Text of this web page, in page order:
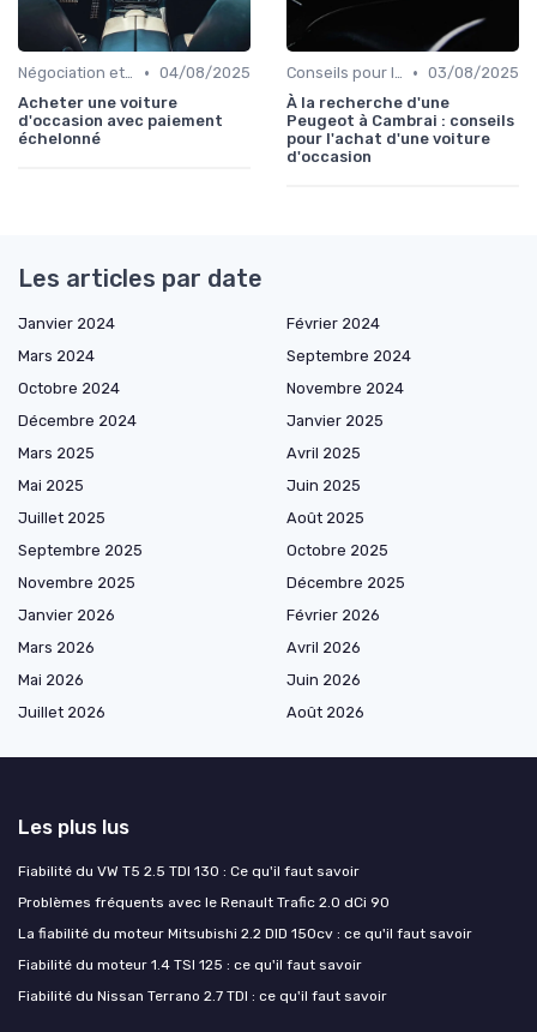
Négociation et Financement • 04/08/2025
Acheter une voiture
d'occasion avec paiement
échelonné
Conseils pour l'Achat • 03/08/2025
À la recherche d'une
Peugeot à Cambrai : conseils
pour l'achat d'une voiture
d'occasion
Les articles par date
Janvier 2024
Février 2024
Mars 2024
Septembre 2024
Octobre 2024
Novembre 2024
Décembre 2024
Janvier 2025
Mars 2025
Avril 2025
Mai 2025
Juin 2025
Juillet 2025
Août 2025
Septembre 2025
Octobre 2025
Novembre 2025
Décembre 2025
Janvier 2026
Février 2026
Mars 2026
Avril 2026
Mai 2026
Juin 2026
Juillet 2026
Août 2026
Les plus lus
Fiabilité du VW T5 2.5 TDI 130 : Ce qu'il faut savoir
Problèmes fréquents avec le Renault Trafic 2.0 dCi 90
La fiabilité du moteur Mitsubishi 2.2 DID 150cv : ce qu'il faut savoir
Fiabilité du moteur 1.4 TSI 125 : ce qu'il faut savoir
Fiabilité du Nissan Terrano 2.7 TDI : ce qu'il faut savoir